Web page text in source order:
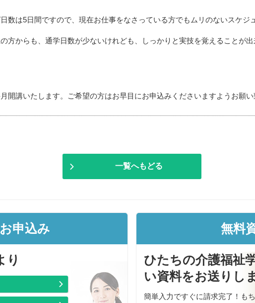
数は5日間ですので、現在お仕事をなさっている方でもムリのないスケジ
方からも、通学日数が少ないけれども、しっかりと実技を覚えることが
開講いたします。ご希望の方はお早目にお申込みくださいますようお願い
一覧へもどる
申込み
り
無料
ひたちの介護福祉
い資料をお送りし
簡単入力ですぐに請求完了！も